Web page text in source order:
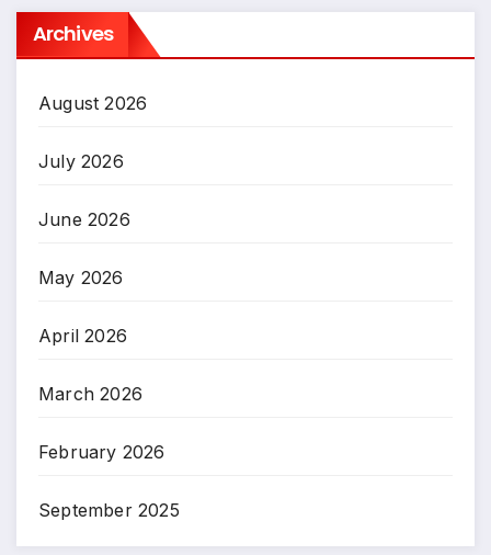
Archives
August 2026
July 2026
June 2026
May 2026
April 2026
March 2026
February 2026
September 2025